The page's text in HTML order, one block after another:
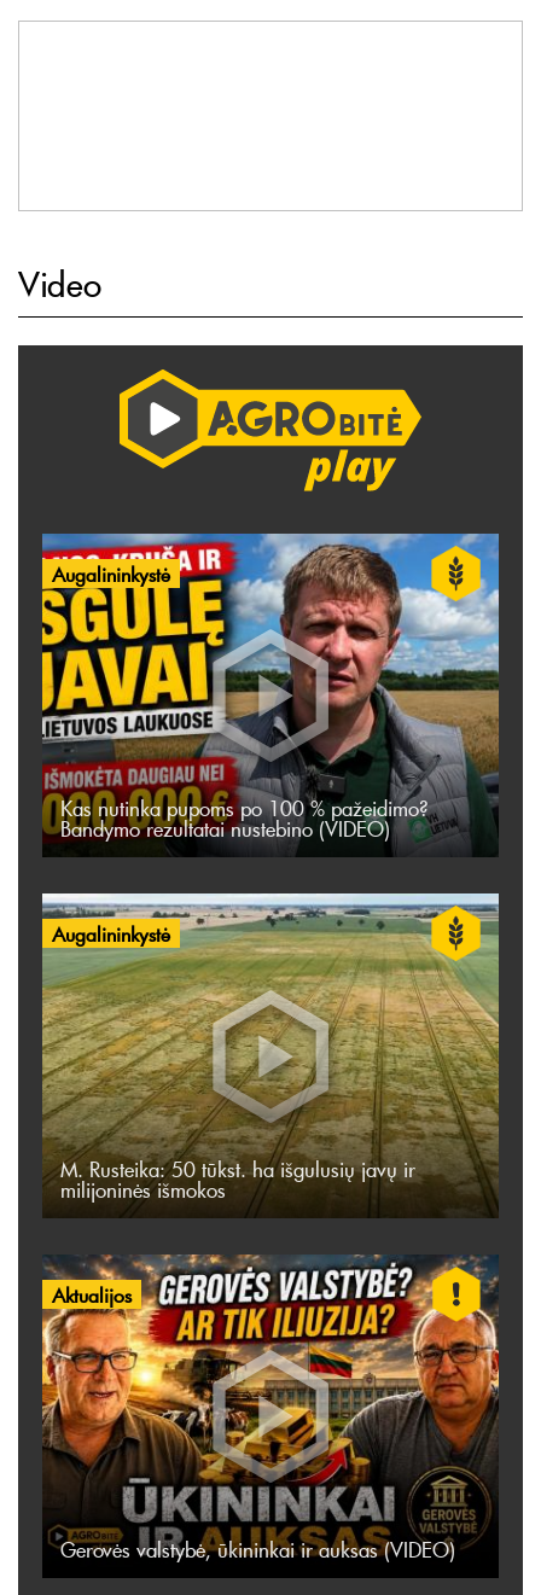
Video
Augalininkystė
Kas nutinka pupoms po 100 % pažeidimo?
Bandymo rezultatai nustebino (VIDEO)
Augalininkystė
M. Rusteika: 50 tūkst. ha išgulusių javų ir
milijoninės išmokos
Aktualijos
Gerovės valstybė, ūkininkai ir auksas (VIDEO)